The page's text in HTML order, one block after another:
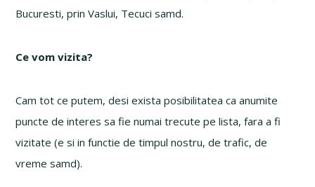
Bucuresti, prin Vaslui, Tecuci samd.
Ce vom vizita?
Cam tot ce putem, desi exista posibilitatea ca anumite
puncte de interes sa fie numai trecute pe lista, fara a fi
vizitate (e si in functie de timpul nostru, de trafic, de
vreme samd).